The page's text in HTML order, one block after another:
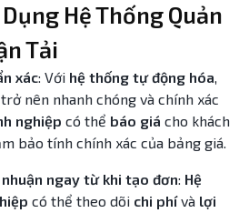
Hệ Thống Quản
Tải
xác: Với hệ thống tự động hóa,
nên nhanh chóng và chính xác
nghiệp có thể báo giá cho khách
bảo tính chính xác của bảng giá.
ngay từ khi tạo đơn: Hệ
có thể theo dõi chi phívà lợi